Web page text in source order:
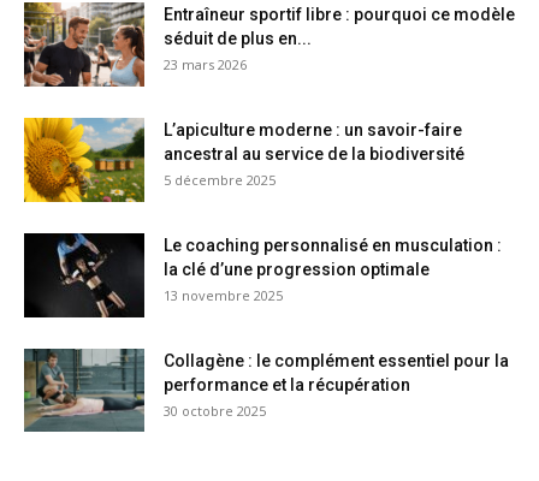
Entraîneur sportif libre : pourquoi ce modèle
séduit de plus en...
23 mars 2026
L’apiculture moderne : un savoir-faire
ancestral au service de la biodiversité
5 décembre 2025
Le coaching personnalisé en musculation :
la clé d’une progression optimale
13 novembre 2025
Collagène : le complément essentiel pour la
performance et la récupération
30 octobre 2025